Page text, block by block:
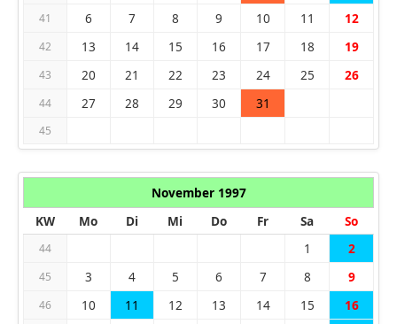
41 6 7 8 9 10 11 12
42 13 14 15 16 17 18 19
43 20 21 22 23 24 25 26
44 27 28 29 30 31
45
November 1997
KW
Mo Di Mi Do Fr Sa So
44 1 2
45 3 4 5 6 7 8 9
46 10 11 12 13 14 15 16